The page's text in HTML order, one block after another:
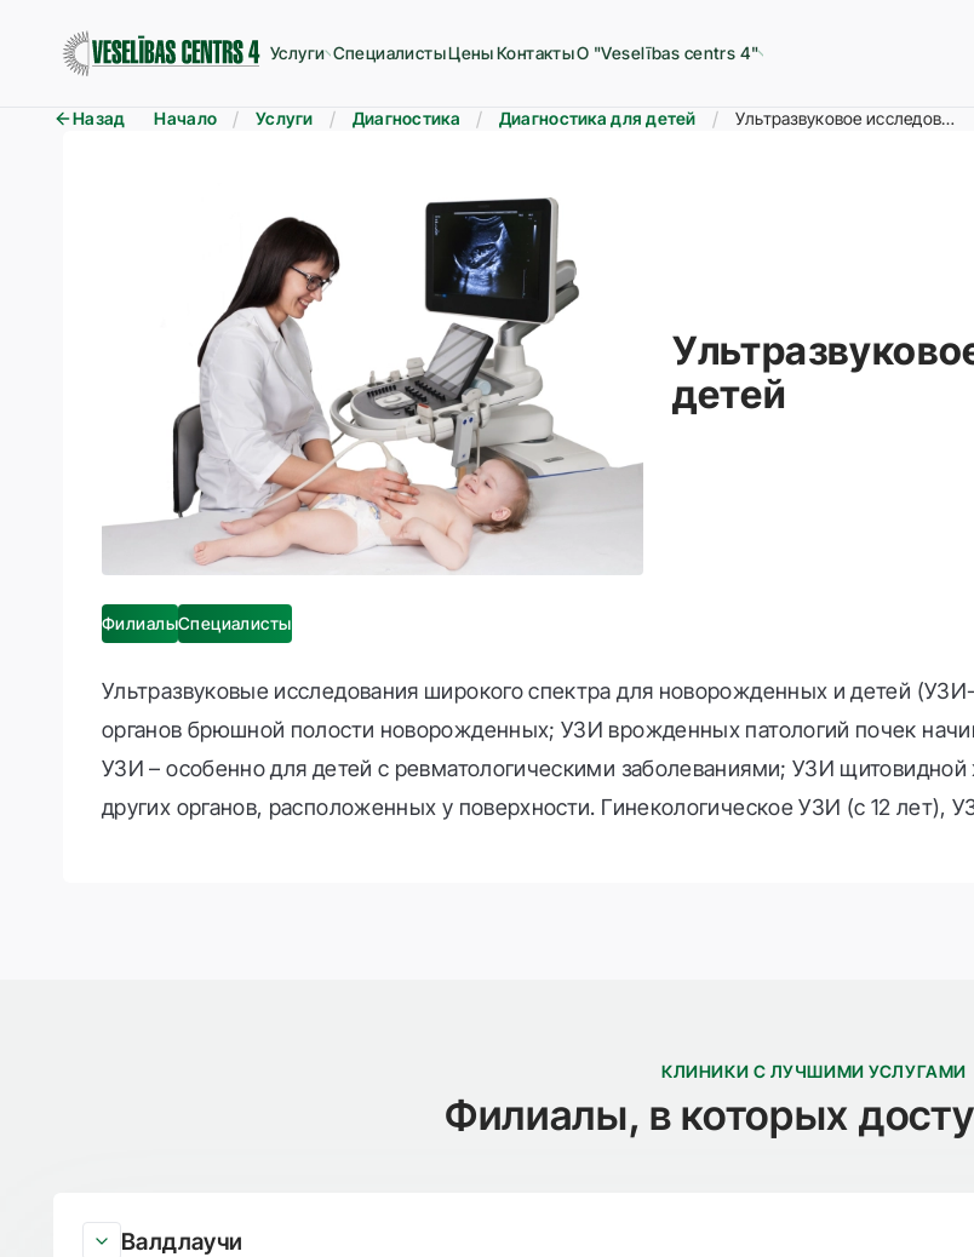
Услуги СпециалистыЦеныКонтактыО "Veselības centrs 4"
Назад Начало Услуги Диагностика Диагностика для детей Ультразвуковое исследование (УЗИ) для детей
детей
ФилиалыСпециалисты
Ультразвуковые исследования широкого спектра для новорожденных и детей
органов брюшной полости новорожденных; УЗИ врожденных патологий почек
УЗИ – особенно для детей с ревматологическими заболеваниями; УЗИ
других органов, расположенных у поверхности. Гинекологическое УЗИ (с 12 лет),
КЛИНИКИ С ЛУЧШИМИ УСЛУГАМИ
Филиалы, в которых
Валдлаучи